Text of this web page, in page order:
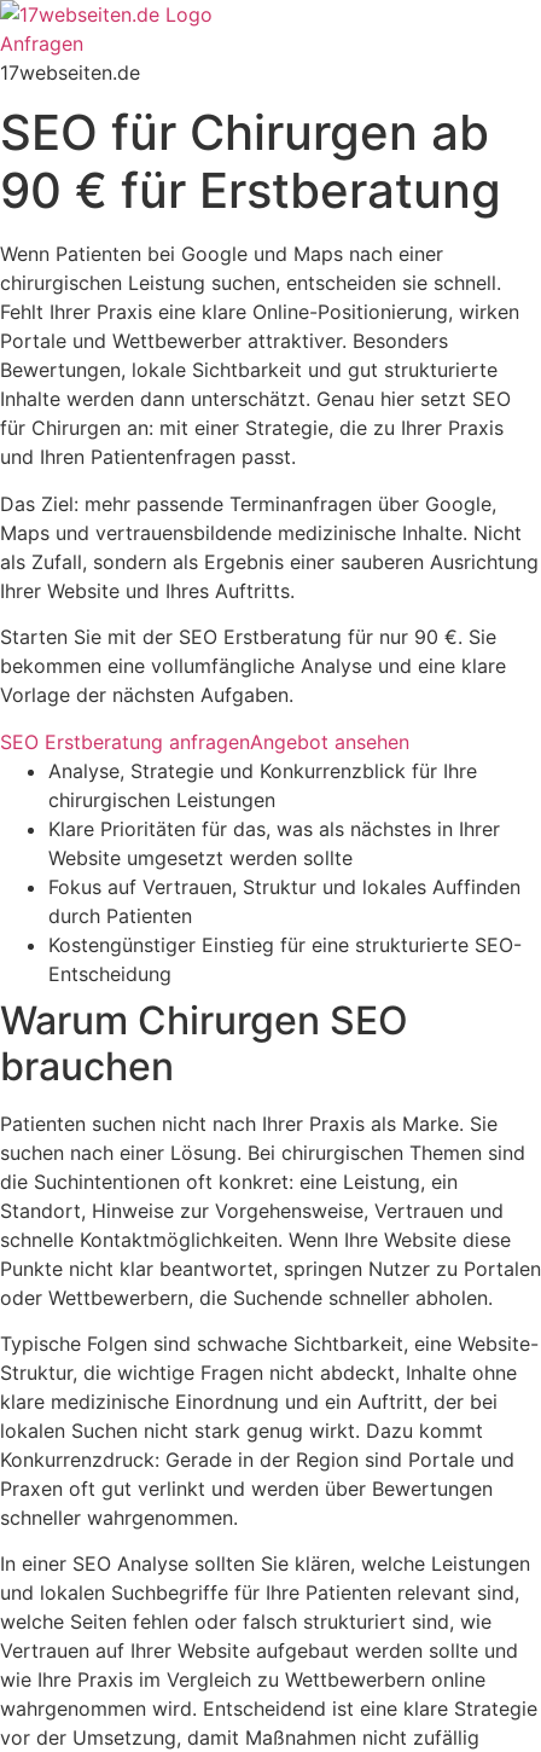
Zum
Inhalt
springen
Anfragen
17webseiten.de
SEO für Chirurgen ab
90 € für Erstberatung
Wenn Patienten bei Google und Maps nach einer
chirurgischen Leistung suchen, entscheiden sie schnell.
Fehlt Ihrer Praxis eine klare Online-Positionierung, wirken
Portale und Wettbewerber attraktiver. Besonders
Bewertungen, lokale Sichtbarkeit und gut strukturierte
Inhalte werden dann unterschätzt. Genau hier setzt SEO
für Chirurgen an: mit einer Strategie, die zu Ihrer Praxis
und Ihren Patientenfragen passt.
Das Ziel: mehr passende Terminanfragen über Google,
Maps und vertrauensbildende medizinische Inhalte. Nicht
als Zufall, sondern als Ergebnis einer sauberen Ausrichtung
Ihrer Website und Ihres Auftritts.
Starten Sie mit der SEO Erstberatung für nur 90 €. Sie
bekommen eine vollumfängliche Analyse und eine klare
Vorlage der nächsten Aufgaben.
SEO Erstberatung anfragenAngebot ansehen
Analyse, Strategie und Konkurrenzblick für Ihre
chirurgischen Leistungen
Klare Prioritäten für das, was als nächstes in Ihrer
Website umgesetzt werden sollte
Fokus auf Vertrauen, Struktur und lokales Auffinden
durch Patienten
Kostengünstiger Einstieg für eine strukturierte SEO-
Entscheidung
Warum Chirurgen SEO
brauchen
Patienten suchen nicht nach Ihrer Praxis als Marke. Sie
suchen nach einer Lösung. Bei chirurgischen Themen sind
die Suchintentionen oft konkret: eine Leistung, ein
Standort, Hinweise zur Vorgehensweise, Vertrauen und
schnelle Kontaktmöglichkeiten. Wenn Ihre Website diese
Punkte nicht klar beantwortet, springen Nutzer zu Portalen
oder Wettbewerbern, die Suchende schneller abholen.
Typische Folgen sind schwache Sichtbarkeit, eine Website-
Struktur, die wichtige Fragen nicht abdeckt, Inhalte ohne
klare medizinische Einordnung und ein Auftritt, der bei
lokalen Suchen nicht stark genug wirkt. Dazu kommt
Konkurrenzdruck: Gerade in der Region sind Portale und
Praxen oft gut verlinkt und werden über Bewertungen
schneller wahrgenommen.
In einer SEO Analyse sollten Sie klären, welche Leistungen
und lokalen Suchbegriffe für Ihre Patienten relevant sind,
welche Seiten fehlen oder falsch strukturiert sind, wie
Vertrauen auf Ihrer Website aufgebaut werden sollte und
wie Ihre Praxis im Vergleich zu Wettbewerbern online
wahrgenommen wird. Entscheidend ist eine klare Strategie
vor der Umsetzung, damit Maßnahmen nicht zufällig